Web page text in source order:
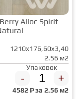
Alloc Spirit
1210x176,60x3,40
2.56 м2
Упаковок
- +
4582₽ за 2.56 м2